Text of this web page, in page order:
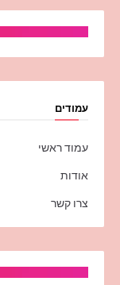
עמודים
עמוד ראשי
אודות
צרו קשר